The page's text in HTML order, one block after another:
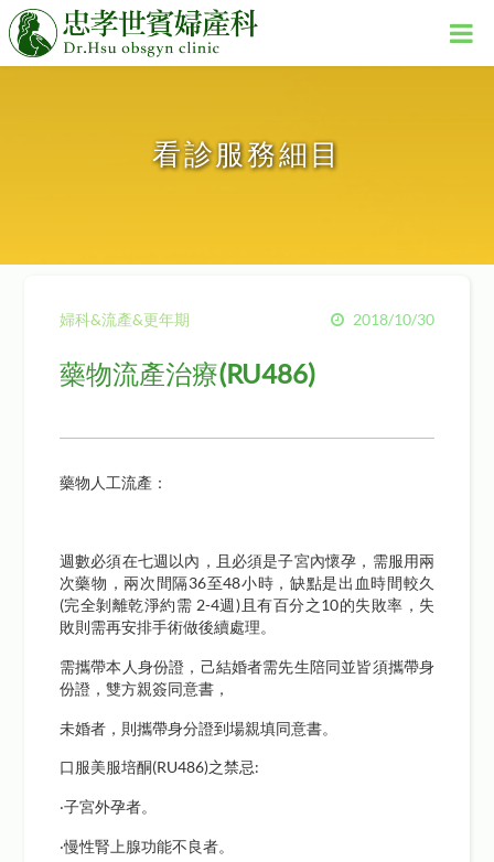
看診服務細目
婦科&流產&更年期 2018/10/30
藥物流產治療(RU486)
藥物人工流產：
週數必須在七週以內，且必須是子宮內懷孕，需服用兩
次藥物，兩次間隔36至48小時，缺點是出血時間較久
(完全剝離乾淨約需 2-4週)且有百分之10的失敗率，失
敗則需再安排手術做後續處理。
需攜帶本人身份證，己結婚者需先生陪同並皆須攜帶身
份證，雙方親簽同意書，
未婚者，則攜帶身分證到場親填同意書。
口服美服培酮(RU486)之禁忌:
‧子宮外孕者。
‧慢性腎上腺功能不良者。